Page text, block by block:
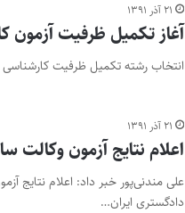
۲۱ آذر ۱۳۹۱
آغاز تکمیل ظرفیت آزمون
انتخاب رشته تکمیل ظرفیت کارشناسی ارشد
۲۱ آذر ۱۳۹۱
اعلام نتایج آزمون وکالت سال ۹۱ در سوم
دادگستری ایران…